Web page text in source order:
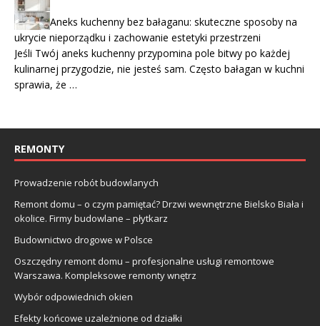
Aneks kuchenny bez bałaganu: skuteczne sposoby na
ukrycie nieporządku i zachowanie estetyki przestrzeni
Jeśli Twój aneks kuchenny przypomina pole bitwy po każdej
kulinarnej przygodzie, nie jesteś sam. Często bałagan w kuchni
sprawia, że …
REMONTY
Prowadzenie robót budowlanych
Remont domu – o czym pamiętać? Drzwi wewnętrzne Bielsko Biała i
okolice. Firmy budowlane – płytkarz
Budownictwo drogowe w Polsce
Oszczędny remont domu – profesjonalne usługi remontowe
Warszawa. Kompleksowe remonty wnętrz
Wybór odpowiednich okien
Efekty końcowe uzależnione od działki